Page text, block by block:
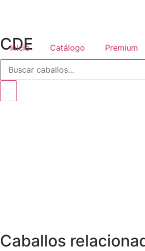
Inicio Catálogo Premium
CDE
Caballos